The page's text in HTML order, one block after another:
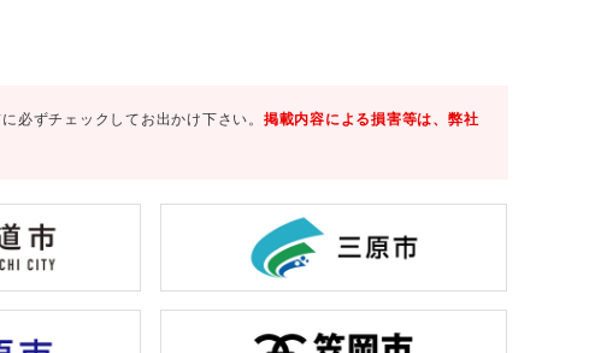
必ずチェックしてお出かけ下さい。 掲載内容による損害等は、弊社